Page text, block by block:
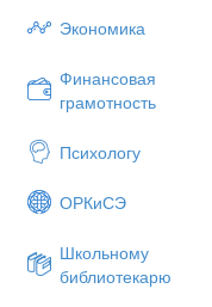
Экономика
Финансовая
грамотность
Психологу
ОРКиСЭ
Школьному
библиотекарю